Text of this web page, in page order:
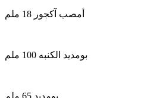
أمصب آكجور 18 ملم
بومديد الكنبه 100 ملم
بومديد 65 ملم